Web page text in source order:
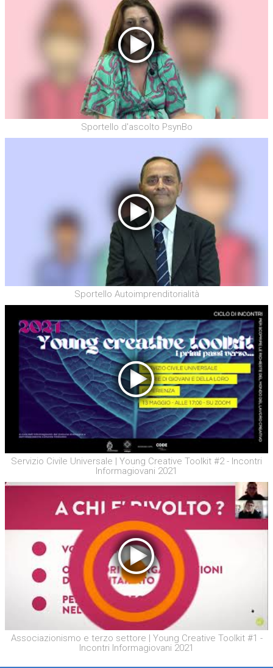
Sportello d'ascolto PsynBo
Sportello Autoimprenditorialità
Servizio Civile Universale | Young Creative Toolkit #2 - Incontri
Informagiovani 2021
Associazionismo e terzo settore | Young Creative Toolkit #1 -
Incontri Informagiovani 2021